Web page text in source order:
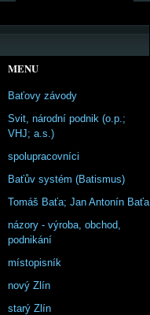
MENU
Baťovy závody
Svit, národní podnik (o.p.;
VHJ; a.s.)
spolupracovníci
Baťův systém (Batismus)
Tomáš Baťa; Jan Antonín Baťa
názory - výroba, obchod,
podnikání
místopisník
nový Zlín
starý Zlín